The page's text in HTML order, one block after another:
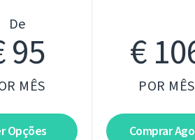
De
95
MÊS
Opções
€
POR MÊS
Comprar